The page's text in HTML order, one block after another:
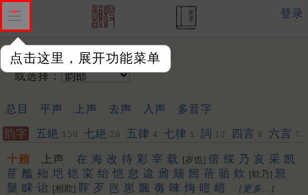
点击这里，展开功能菜单
登录
输入韵字：
或选择：
总目 平声 上声 去声 入声 多音字
韵字 五絶 150 七絶 26 五律 4 七律 1 詞 12 四言 9 六言 7
十贿 上声 在 海 改 待 彩 宰 载 [岁也] 倍 䌽 乃 亥 采 凯
茝 醢 殆 垲 铠 寀 绐 恺 怠 迨 鼐 颏 闿 蓓 骀 欸 [欸乃] 䈚
䰂 睬 诒 [相欺] 䏁 歹 岂 崽 颽 毐 唻 烸 暟 嵦 [更多…]